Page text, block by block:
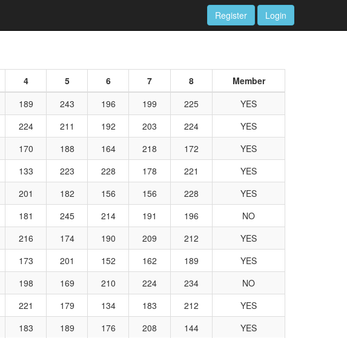
Register Login
4 5 6 7 8
Member
189 243 196 199 225
YES
224 211 192 203 224
YES
170 188 164 218 172
YES
133 223 228 178 221
YES
201 182 156 156 228
YES
181 245 214 191 196
NO
216 174 190 209 212
YES
173 201 152 162 189
YES
198 169 210 224 234
NO
221 179 134 183 212
YES
183 189 176 208 144
YES